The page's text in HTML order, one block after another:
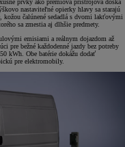
prvky ako prémiová prístrojová doska
nastaviteľné opierky hlavy sa starajú
kožou čalúnené sedadlá s dvomi lakťovými
sa zmestia aj dlhšie predmety.
emisiami a reálnym dojazdom až
pre bežné každodenné jazdy bez potreby
kWh. Obe batérie dokážu dodať
pre elektromobily.